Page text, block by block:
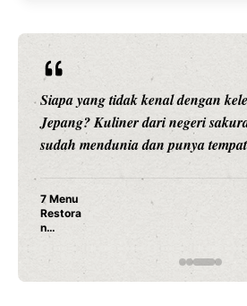
Siapa yang tidak kenal dengan
Jepang? Kuliner dari negeri
sudah mendunia dan punya
7 Menu
Restora
n
Jepang
yang
Dicoba,